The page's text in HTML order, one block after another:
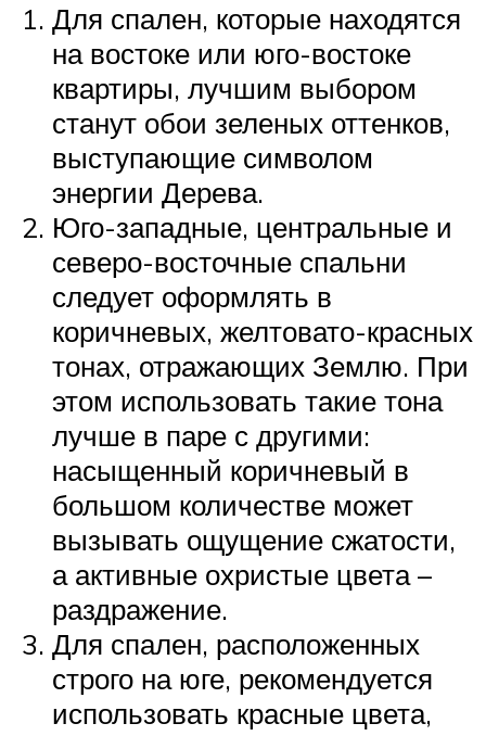
Для спален, которые находятся
на востоке или юго-востоке
квартиры, лучшим выбором
станут обои зеленых оттенков,
выступающие символом
энергии Дерева.
Юго-западные, центральные и
северо-восточные спальни
следует оформлять в
коричневых, желтовато-красных
тонах, отражающих Землю. При
этом использовать такие тона
лучше в паре с другими:
насыщенный коричневый в
большом количестве может
вызывать ощущение сжатости,
а активные охристые цвета –
раздражение.
Для спален, расположенных
строго на юге, рекомендуется
использовать красные цвета,